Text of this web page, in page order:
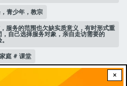
×
青少年，教宗
服务的范围也欠缺实质意义，有时形式重
自己选择服务对象，亲自走访需要的
家庭 # 课堂
公平的待遇显得比较少，但隐性的不平
不去。